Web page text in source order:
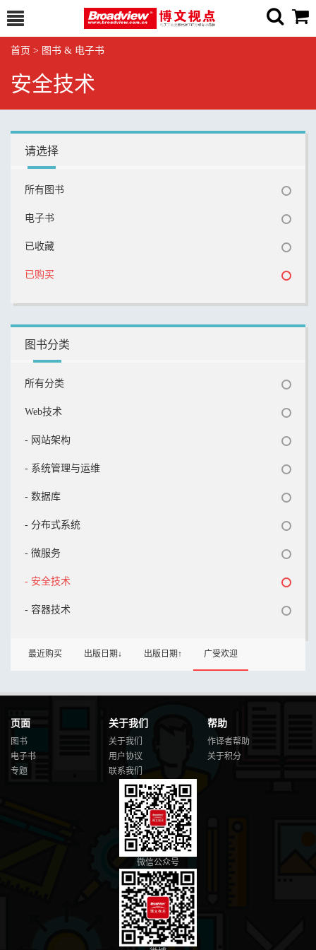
首页 > 图书 & 电子书
安全技术
请选择
所有图书
电子书
已收藏
已购买
图书分类
所有分类
Web技术
- 网站架构
- 系统管理与运维
- 数据库
- 分布式系统
- 微服务
- 安全技术
- 容器技术
最近购买 出版日期↓ 出版日期↑ 广受欢迎
页面
图书
电子书
专题
关于我们
关于我们
用户协议
联系我们
帮助
作译者帮助
关于积分
微信公众号